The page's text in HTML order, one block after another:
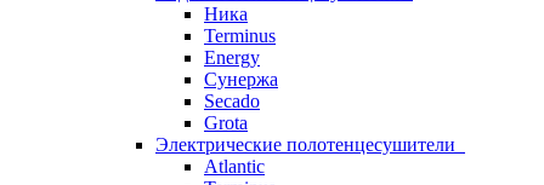
Ника
Terminus
Energy
Сунержа
Secado
Grota
Электрические полотенцесушители
Atlantic